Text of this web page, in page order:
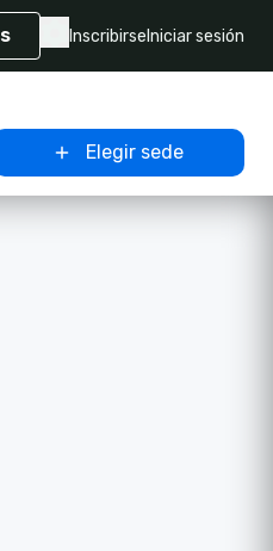
Inscribirse Iniciar sesión
Elegir sede